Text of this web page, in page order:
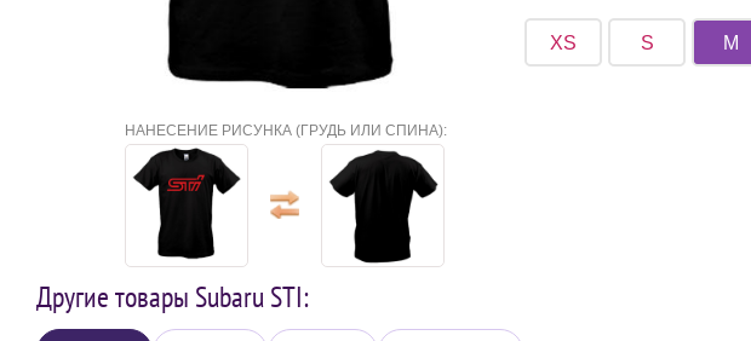
НАНЕСЕНИЕ РИСУНКА (ГРУДЬ ИЛИ СПИНА):
XS S M
Другие товары Subaru STI: